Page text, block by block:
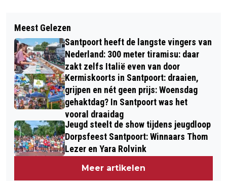
KERSTCONCERT BAROKENSEMBLE
COMBATTIMENTO IN GEMEENTEHUIS
BLOEMENDAAL
KRAANTJE LEK TROFEE KOMEND
WEEKEND OP IJSBAAN HAARLEM
Meest Gelezen
Santpoort heeft de langste vingers van
Nederland: 300 meter tiramisu: daar
zakt zelfs Italië even van door
Kermiskoorts in Santpoort: draaien,
grijpen en nét geen prijs: Woensdag
gehaktdag? In Santpoort was het
vooral draaidag
Jeugd steelt de show tijdens jeugdloop
Dorpsfeest Santpoort: Winnaars Thom
Lezer en Yara Rolvink
Meer artikelen